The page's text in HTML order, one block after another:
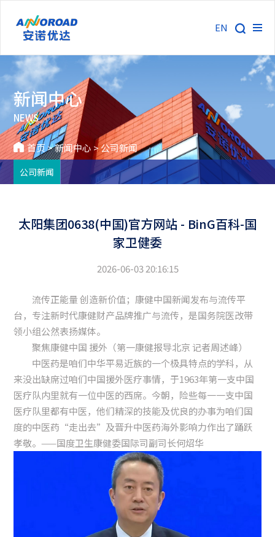
EN
新闻中心
NEWS
首页>新闻中心 >公司新闻
公司新闻
太阳集团0638(中国)官方网站 - BinG百科-国
家卫健委
2026-06-03 20:16:15
流传正能量 创造新价值；康健中国新闻发布与流传平
台，专注新时代康健财产品牌推广与流传，是国务院医改带
领小组公然表扬媒体。
聚焦康健中国 援外（第一康健报导北京 记者周述峰）
中医药是咱们中华平易近族的一个极具特点的学科，从
来没出缺席过咱们中国援外医疗事情，于1963年第一支中国
医疗队内里就有一位中医的西席。今朝，险些每一一支中国
医疗队里都有中医，他们精深的技能及优良的办事为咱们国
度的中医药“走出去”及晋升中医药海外影响力作出了踊跃
孝敬。——国度卫生康健委国际司副司长何炤华